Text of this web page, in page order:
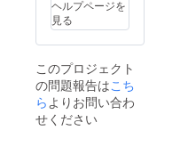
n@call-
respon
se.biz
になり
ます
福岡市
まで取
りに来
ヘルプページを
見る
このプロジェクト
の問題報告はこち
らよりお問い合わ
せください